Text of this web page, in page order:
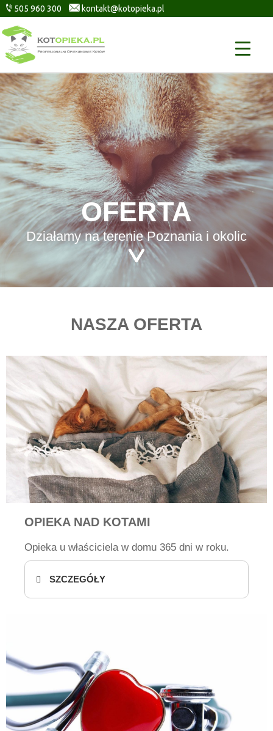
505 960 300 kontakt@kotopieka.pl
OFERTA
Działamy na terenie Poznania i okolic
NASZA OFERTA
OPIEKA NAD KOTAMI
Opieka u właściciela w domu 365 dni w roku.
SZCZEGÓŁY